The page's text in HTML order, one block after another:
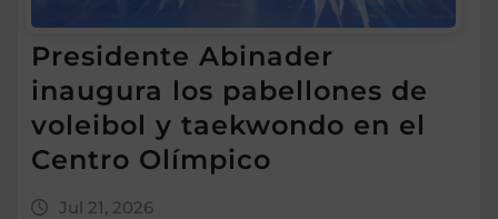
Presidente Abinader
inaugura los pabellones de
voleibol y taekwondo en el
Centro Olímpico
Jul 21, 2026